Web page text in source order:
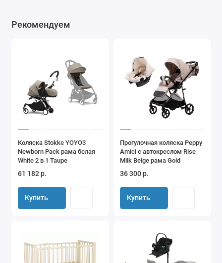
Рекомендуем
Коляска Stokke YOYO3
Newborn Pack рама белая
White 2 в 1 Taupe
61 182 р.
Купить
Прогулочная коляска Peppy
Amici с автокреслом Rise
Milk Beige рама Gold
36 300 р.
Купить